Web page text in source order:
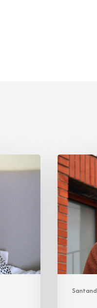
Pedro
Manuel
González
Toca